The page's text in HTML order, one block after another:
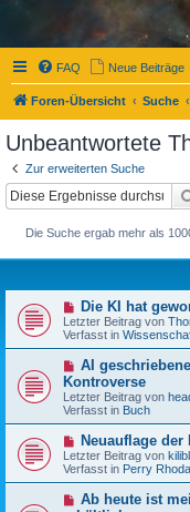
FAQ Neue Beiträge
Foren-Übersicht Suche
Unbeantwortete
Zur erweiterten Suche
Die Suche ergab mehr als
N
e
u
e
B
e
i
t
r
a
g
Die KI hat
Letzter Beitrag von
Verfasst in
N
u
e
r
B
i
t
r
g
AI
Kontroverse
Letzter Beitrag von
Verfasst in Buch
N
e
u
e
B
Neuauflage der
Letzter Beitrag von
Verfasst in Perry
N
e
Ab heute ist